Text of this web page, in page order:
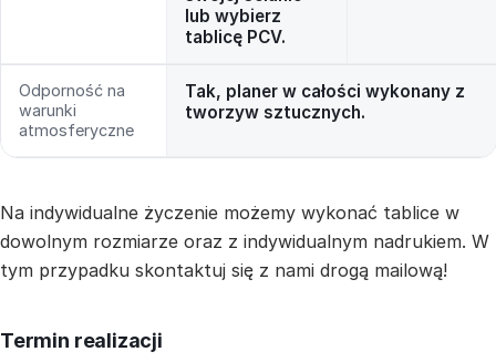
lub wybierz
tablicę PCV.
Odporność na
warunki
atmosferyczne
Tak, planer w całości wykonany z
tworzyw sztucznych.
Na indywidualne życzenie możemy wykonać tablice w
dowolnym rozmiarze oraz z indywidualnym nadrukiem. W
tym przypadku skontaktuj się z nami drogą mailową!
Termin realizacji